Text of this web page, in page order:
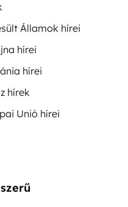
Államok hírei
hírei
hírei
hírek
Unió hírei